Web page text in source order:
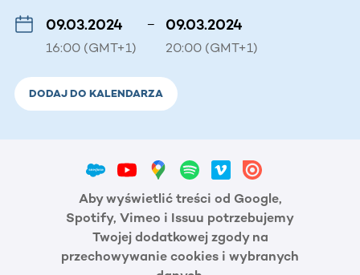
09.03.2024
16:00 (GMT+1)
– 09.03.2024
20:00 (GMT+1)
DODAJ DO KALENDARZA
Aby wyświetlić treści od Google,
Spotify, Vimeo i Issuu potrzebujemy
Twojej dodatkowej zgody na
przechowywanie cookies i wybranych